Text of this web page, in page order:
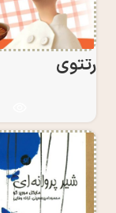
رتتوی